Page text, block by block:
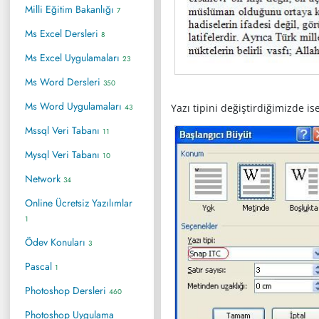
Milli Eğitim Bakanlığı 7
Ms Excel Dersleri 8
Ms Excel Uygulamaları 23
Ms Word Dersleri 350
Ms Word Uygulamaları 43
Mssql Veri Tabanı 11
Mysql Veri Tabanı 10
Network 34
Online Ücretsiz Yazılımlar
1
Ödev Konuları 3
Pascal 1
Photoshop Dersleri 460
Photoshop Uygulama
Yazı tipini değiştirdiğimizde